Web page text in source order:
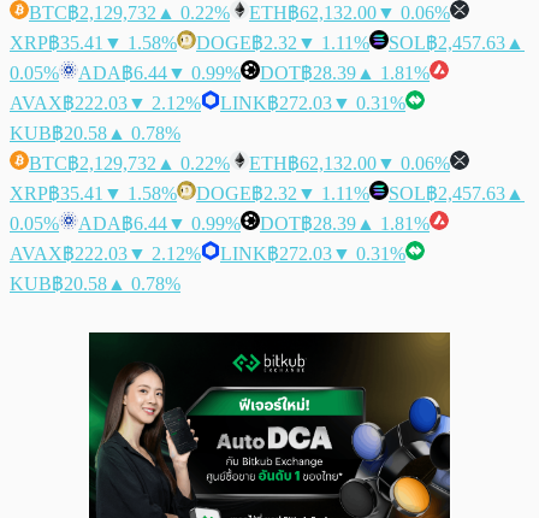
BTC฿2,129,732 ▲ 0.22% ETH฿62,132.00▼ 0.06%
XRP฿35.41 ▼ 1.58% DOGE฿2.32 ▼ 1.11% SOL฿2,457.63 ▲
0.05%
ADA฿6.44▼ 0.99% DOT฿28.39 ▲ 1.81%
AVAX฿222.03▼ 2.12% LINK฿272.03▼ 0.31%
KUB฿20.58 ▲ 0.78%
BTC฿2,129,732 ▲ 0.22% ETH฿62,132.00▼ 0.06%
XRP฿35.41 ▼ 1.58% DOGE฿2.32 ▼ 1.11% SOL฿2,457.63 ▲
0.05%
ADA฿6.44▼ 0.99% DOT฿28.39 ▲ 1.81%
AVAX฿222.03▼ 2.12% LINK฿272.03▼ 0.31%
KUB฿20.58 ▲ 0.78%